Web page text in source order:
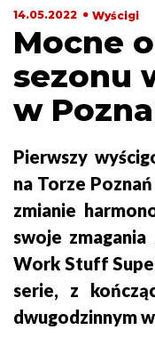
14.05.2022 Wyścigi
Mocne
sezonu
w
Pierwszy
na Torze
zmianie
swoje zmagania
Work Stuff
serie, z
dwugodzinnym